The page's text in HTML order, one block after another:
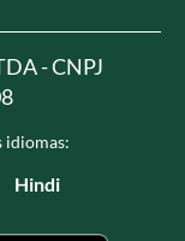
- CNPJ
idiomas:
Hindi